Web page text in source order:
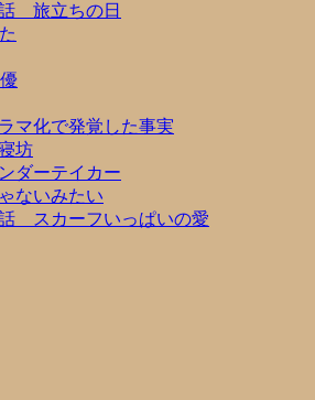
話 旅立ちの日
マ化で発覚した事実
坊
ダーテイカー
ないみたい
話 スカーフいっぱいの愛